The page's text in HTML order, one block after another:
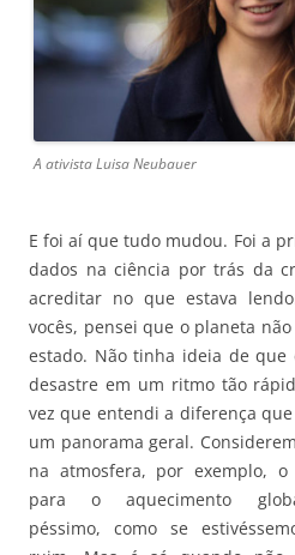
A ativista Luisa Neubauer
E foi aí que tudo mudou. Foi a
dados na ciência por trás da
acreditar no que estava
vocês, pensei que o planeta
estado. Não tinha ideia de que
desastre em um ritmo tão
vez que entendi a diferença
um panorama geral.
na atmosfera, por exemplo,
para o aquecimento
péssimo, como se